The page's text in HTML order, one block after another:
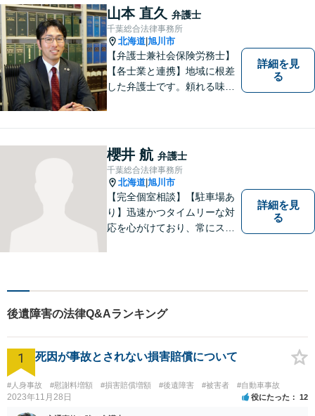
を心がけ、皆様の生活が明る
くなるよう、精一尽力いたし
ます。【枝幸署近く】
山本 直久 弁護士
千葉総合法律事務所
北海道 旭川市
【弁護士兼社会保険労務士】
【各士業と連携】地域に根差
した弁護士です。頼れる味方
事務所】地域に密着した事務
所運営を継続し、100社以上
の企業様の顧問実績。交通事
故／相続などにも対応。
詳細を見
る
櫻井 航 弁護士
千葉総合法律事務所
北海道 旭川市
【完全個室相談】【駐車場あ
り】迅速かつタイムリーな対
応を心がけており、常にスム
と感じる方も、まずはお気軽
ます。
詳細を見
る
後遺障害の法律Q&Aランキング
1 死因が事故とされない損害賠償について
#人身事故 #慰謝料増額 #損害賠償増額 #後遺障害 #被害者 #自動車事故
2023年11月28日 役にたった 12